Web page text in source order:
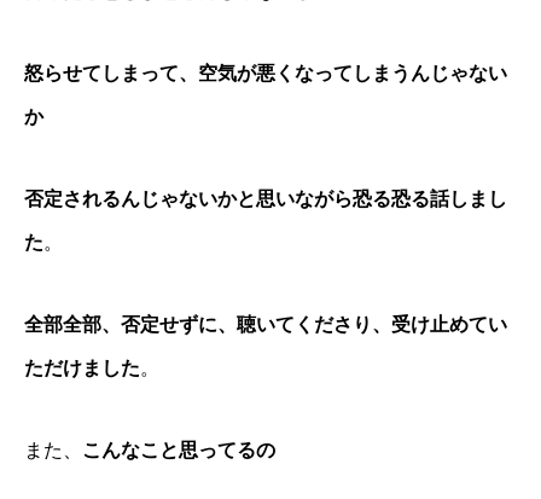
怒らせてしまって、空気が悪くなってしまうんじゃない
か
否定されるんじゃないかと思いながら恐る恐る話しまし
た。
全部全部、否定せずに、聴いてくださり、受け止めてい
ただけました。
また、 こんなこと思ってるの